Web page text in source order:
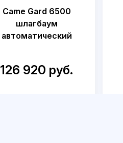
Came Gard 6500
шлагбаум
автоматический
126 920 руб.